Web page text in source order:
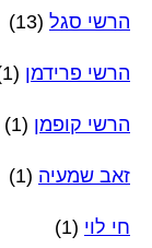
הרשי סגל (13)
הרשי פרידמן (1)
הרשי קופמן (1)
זאב שמעיה (1)
חי לוי (1)